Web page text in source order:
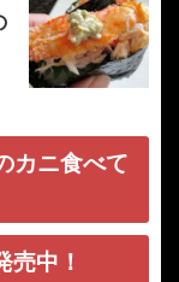
カニ食べて
中！